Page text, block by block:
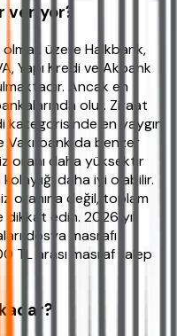
veriyor?
olmak üzere Halkbank,
Yapı Kredi ve Akbank
Ancak en
olur. Ziraat
kategorisinde en yaygın
Vakıfbank da benzer
oranı daha yüksektir
daha iyi olabilir.
oranına değil, toplam
edin. 2026 yılı
dosya masrafı
TL arası masraf talep